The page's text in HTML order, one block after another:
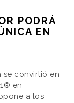
PODRÁ
EN
se convirtió en
en
a los